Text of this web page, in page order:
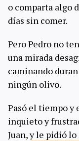
o comparta algo
días sin comer.
Pero Pedro no
una mirada
caminando
ningún olivo.
Pasó el tiempo y
inquieto y
Juan, y le pidió